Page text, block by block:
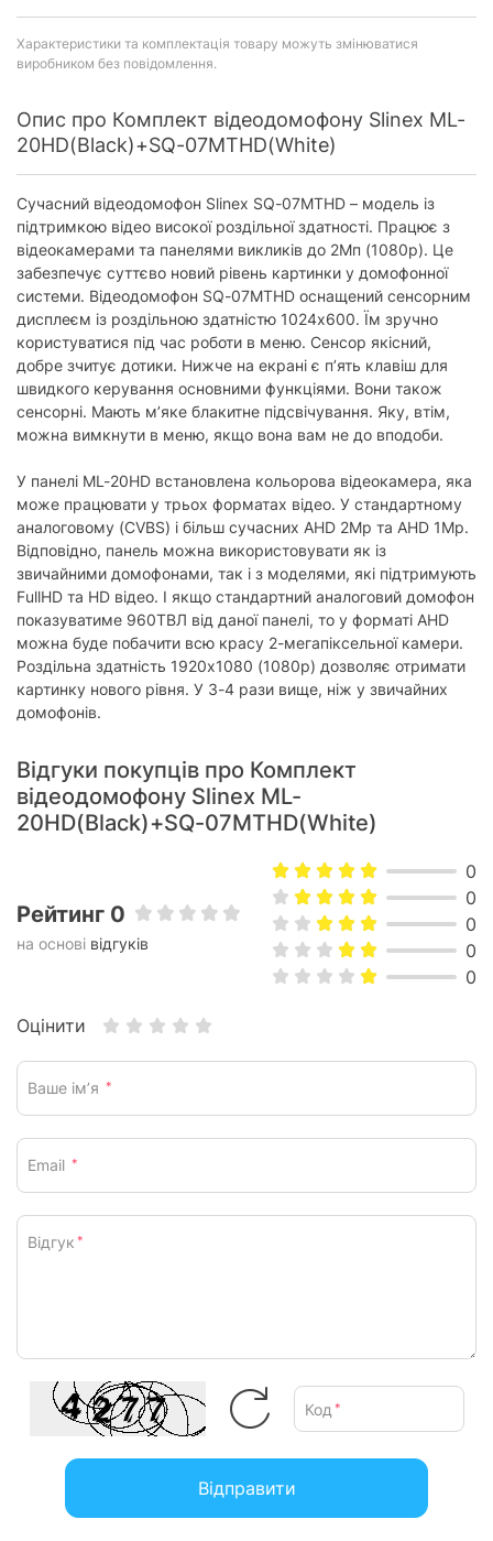
Характеристики та комплектація товару можуть змінюватися
виробником без повідомлення.
Опис про Комплект відеодомофону Slinex ML-
20HD(Black)+SQ-07MTHD(White)
Сучасний відеодомофон Slinex SQ-07MTHD – модель із
підтримкою відео високої роздільної здатності. Працює з
відеокамерами та панелями викликів до 2Мп (1080p). Це
забезпечує суттєво новий рівень картинки у домофонної
системи. Відеодомофон SQ-07MTHD оснащений сенсорним
дисплеєм із роздільною здатністю 1024х600. Їм зручно
користуватися під час роботи в меню. Сенсор якісний,
добре зчитує дотики. Нижче на екрані є п’ять клавіш для
швидкого керування основними функціями. Вони також
сенсорні. Мають м’яке блакитне підсвічування. Яку, втім,
можна вимкнути в меню, якщо вона вам не до вподоби.
У панелі ML-20HD встановлена кольорова відеокамера, яка
може працювати у трьох форматах відео. У стандартному
аналоговому (CVBS) і більш сучасних AHD 2Mp та AHD 1Mp.
Відповідно, панель можна використовувати як із
звичайними домофонами, так і з моделями, які підтримують
FullHD та HD відео. І якщо стандартний аналоговий домофон
показуватиме 960ТВЛ від даної панелі, то у форматі AHD
можна буде побачити всю красу 2-мегапіксельної камери.
Роздільна здатність 1920х1080 (1080р) дозволяє отримати
картинку нового рівня. У 3-4 рази вище, ніж у звичайних
домофонів.
Відгуки покупців про Комплект
відеодомофону Slinex ML-
20HD(Black)+SQ-07MTHD(White)
Рейтинг 0
на основі відгуків
0
0
0
0
0
Оцінити
Ваше ім’я *
Email *
Відгук *
Код *
Відправити